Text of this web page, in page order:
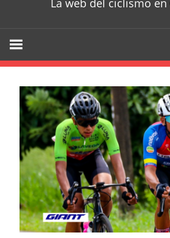
La web del ciclismo en